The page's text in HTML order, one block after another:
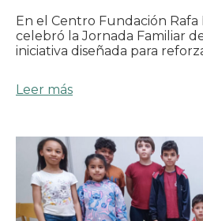
En el Centro Fundación Rafa
celebró la Jornada Familiar
iniciativa diseñada para
Leer más